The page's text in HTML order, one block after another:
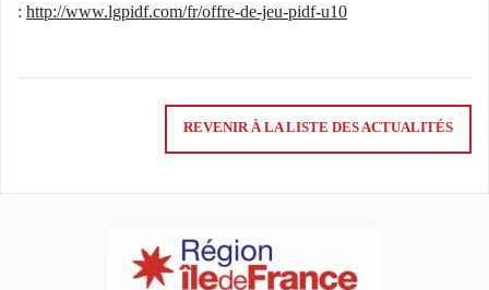
: http://www.lgpidf.com/fr/offre-de-jeu-pidf-u10
REVENIR À LA LISTE DES ACTUALITÉS